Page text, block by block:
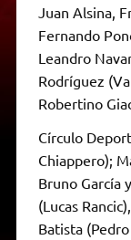
Juan Alsina,
Fernando
Leandro
Rodríguez
Robertino
Círculo
Chiappero);
Bruno García
(Lucas
Batista